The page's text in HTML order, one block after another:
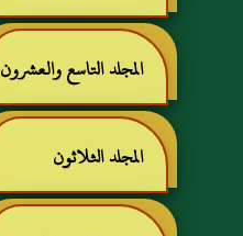
المجلد التاسع والعشرون
المجلد الثلاثون